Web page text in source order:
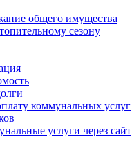
общего имущества
сезону
коммунальных услуг
услуги через сайт